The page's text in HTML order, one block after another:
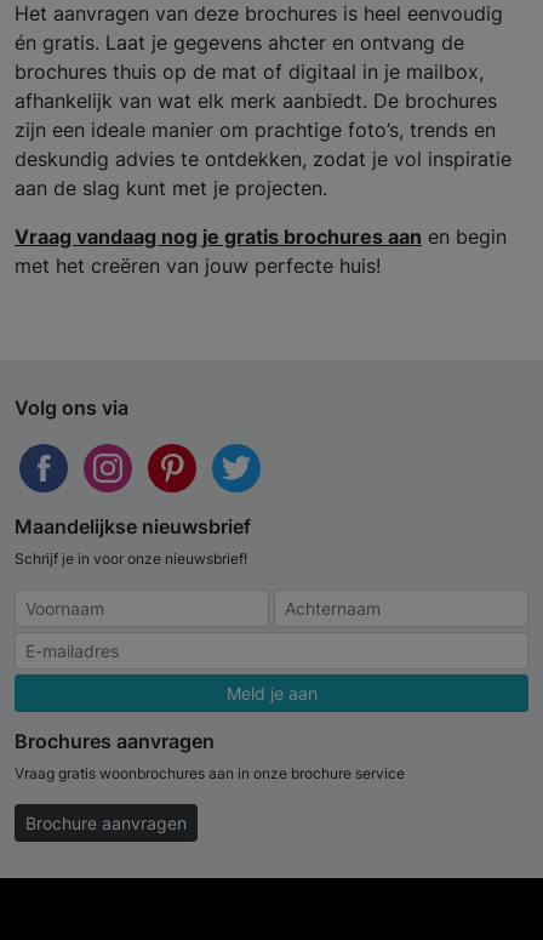
Het aanvragen van deze brochures is heel eenvoudig
én gratis. Laat je gegevens ahcter en ontvang de
brochures thuis op de mat of digitaal in je mailbox,
afhankelijk van wat elk merk aanbiedt. De brochures
zijn een ideale manier om prachtige foto’s, trends en
deskundig advies te ontdekken, zodat je vol inspiratie
aan de slag kunt met je projecten.
Vraag vandaag nog je gratis brochures aan en begin
met het creëren van jouw perfecte huis!
Volg ons via
Maandelijkse nieuwsbrief
Schrijf je in voor onze nieuwsbrief!
Meld je aan
Brochures aanvragen
Vraag gratis woonbrochures aan in onze brochure service
Brochure aanvragen